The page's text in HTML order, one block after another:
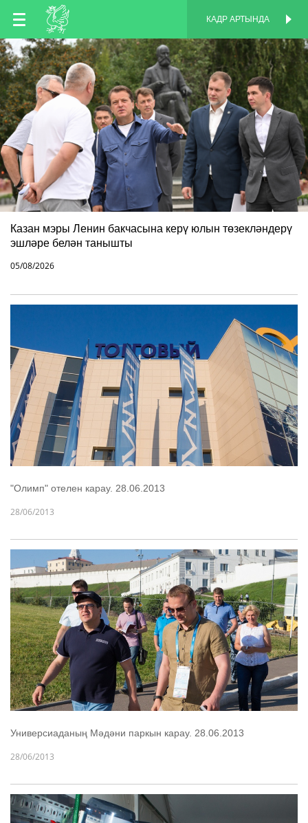
TT
EN
RU
КАДР АРТЫНДА
Казан мэры Ленин бакчасына керү юлын төзекләндерү
эшләре белән танышты
05/08/2026
"Олимп" отелен карау. 28.06.2013
28/06/2013
Универсиаданың Мәдәни паркын карау. 28.06.2013
28/06/2013
КАДР АРТЫНДА